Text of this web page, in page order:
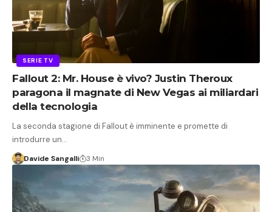
SERIE TV
Fallout 2: Mr. House è vivo? Justin Theroux
paragona il magnate di New Vegas ai miliardari
della tecnologia
La seconda stagione di Fallout è imminente e promette di
introdurre un…
Davide Sangalli 3 Min